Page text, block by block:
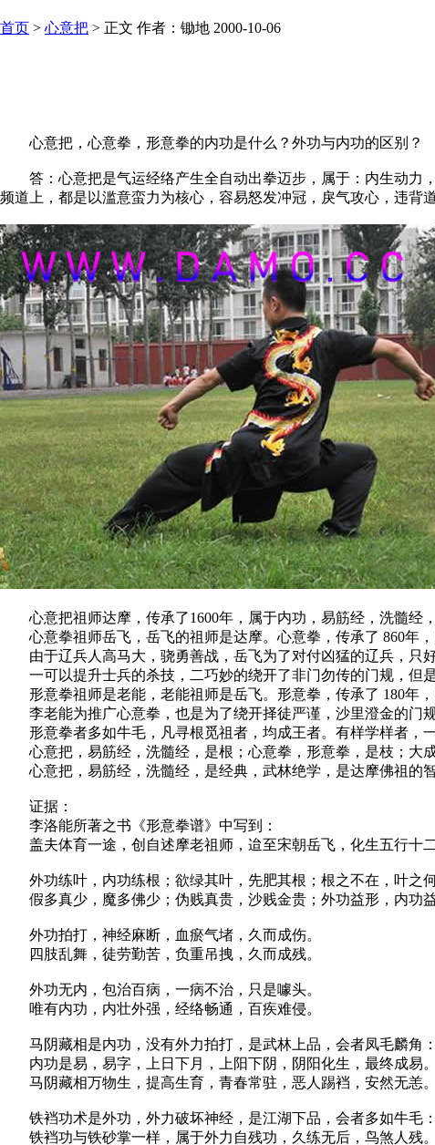
首页 > 心意把 > 正文 作者：锄地 2000-10-06
心意把，心意拳，形意拳的内功是什么？外功与内功的区别？
答：心意把是气运经络产生全自动出拳迈步，属于：内生动力
频道上，都是以滥意蛮力为核心，容易怒发冲冠，戾气攻心，违背
心意把祖师达摩，传承了1600年，属于内功，易筋经，洗髓经，
心意拳祖师岳飞，岳飞的祖师是达摩。心意拳，传承了 860年，
由于辽兵人高马大，骁勇善战，岳飞为了对付凶猛的辽兵，只好
一可以提升士兵的杀技，二巧妙的绕开了非门勿传的门规，但是
形意拳祖师是老能，老能祖师是岳飞。形意拳，传承了 180年，
李老能为推广心意拳，也是为了绕开择徒严谨，沙里澄金的门规
形意拳者多如牛毛，凡寻根觅祖者，均成王者。有样学样者，一
心意把，易筋经，洗髓经，是根；心意拳，形意拳，是枝；大成
心意把，易筋经，洗髓经，是经典，武林绝学，是达摩佛祖的智
证据：
李洛能所著之书《形意拳谱》中写到：
盖夫体育一途，创自述摩老祖师，迨至宋朝岳飞，化生五行十二
外功练叶，内功练根；欲绿其叶，先肥其根；根之不在，叶之
假多真少，魔多佛少；伪贱真贵，沙贱金贵；外功益形，内功益
外功拍打，神经麻断，血瘀气堵，久而成伤。
四肢乱舞，徒劳勤苦，负重吊拽，久而成残。
外功无内，包治百病，一病不治，只是噱头。
唯有内功，内壮外强，经络畅通，百疾难侵。
马阴藏相是内功，没有外力拍打，是武林上品，会者凤毛麟角：
内功是易，易字，上日下月，上阳下阴，阴阳化生，最终成易。
马阴藏相万物生，提高生育，青春常驻，恶人踢裆，安然无恙。
铁裆功术是外功，外力破坏神经，是江湖下品，会者多如牛毛：
铁裆功与铁砂掌一样，属于外力自残功，久练无后，鸟煞人残。